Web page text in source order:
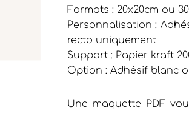
Formats : 20x20cm ou
Personnalisation :
recto uniquement
Support : Papier kraft
Option : Adhésif blanc
Une maquette PDF